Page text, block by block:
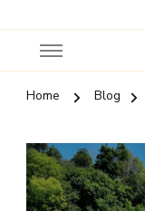
Home Blog